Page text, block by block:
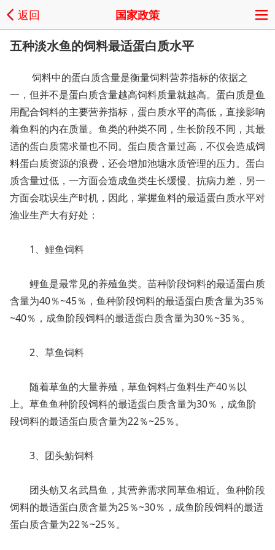
返回 国家政策
五种淡水鱼的饲料最适蛋白质水平
饲料中的蛋白质含量是衡量饲料营养指标的依据之
一，但并不是蛋白质含量越高饲料质量就越高。蛋白质是鱼
用配合饲料的主要营养指标，蛋白质水平的高低，直接影响
着鱼料的内在质量。鱼类的种类不同，生长阶段不同，其最
适的蛋白质需求量也不同。蛋白质含量过高，不仅会造成饲
料蛋白质资源的浪费，还会增加池塘水质管理的压力。蛋白
质含量过低，一方面会造成鱼类生长缓慢、抗病力差，另一
方面会耽误生产时机，因此，掌握鱼料的最适蛋白质水平对
渔业生产大有好处：
1、鲤鱼饲料
鲤鱼是最常见的养殖鱼类。苗种阶段饲料的最适蛋白质
含量为40％~45％，鱼种阶段饲料的最适蛋白质含量为35％
~40％，成鱼阶段饲料的最适蛋白质含量为30％~35％。
2、草鱼饲料
随着草鱼的大量养殖，草鱼饲料占鱼料生产40％以
上。草鱼鱼种阶段饲料的最适蛋白质含量为30％，成鱼阶
段饲料的最适蛋白质含量为22％~25％。
3、团头鲂饲料
团头鲂又名武昌鱼，其营养需求同草鱼相近。鱼种阶段
饲料的最适蛋白质含量为25％~30％，成鱼阶段饲料的最适
蛋白质含量为22％~25％。